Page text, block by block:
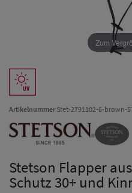
Zum
ArtikelnummerStet-2791102-6-brown-
Stetson Flapper
Schutz 30+ und